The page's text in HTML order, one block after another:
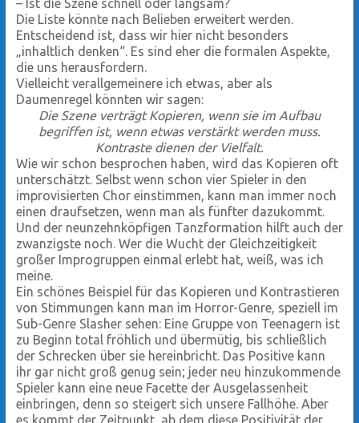
– Ist die Szene schnell oder langsam?
Die Liste könnte nach Belieben erweitert werden.
Entscheidend ist, dass wir hier nicht besonders
„inhaltlich denken“. Es sind eher die formalen Aspekte,
die uns herausfordern.
Vielleicht verallgemeinere ich etwas, aber als
Daumenregel könnten wir sagen:
Die Szene verträgt Kopieren, wenn sie im Aufbau
begriffen ist, wenn etwas verstärkt werden muss.
Kontraste dienen der Vielfalt.
Wie wir schon besprochen haben, wird das Kopieren oft
unterschätzt. Selbst wenn schon vier Spieler in den
improvisierten Chor einstimmen, kann man immer noch
einen draufsetzen, wenn man als fünfter dazukommt.
Und der neunzehnköpfigen Tanzformation hilft auch der
zwanzigste noch. Wer die Wucht der Gleichzeitigkeit
großer Improgruppen einmal erlebt hat, weiß, was ich
meine.
Ein schönes Beispiel für das Kopieren und Kontrastieren
von Stimmungen kann man im Horror-Genre, speziell im
Sub-Genre Slasher sehen: Eine Gruppe von Teenagern ist
zu Beginn total fröhlich und übermütig, bis schließlich
der Schrecken über sie hereinbricht. Das Positive kann
ihr gar nicht groß genug sein; jeder neu hinzukommende
Spieler kann eine neue Facette der Ausgelassenheit
einbringen, denn so steigert sich unsere Fallhöhe. Aber
es kommt der Zeitpunkt, ab dem diese Positivität der